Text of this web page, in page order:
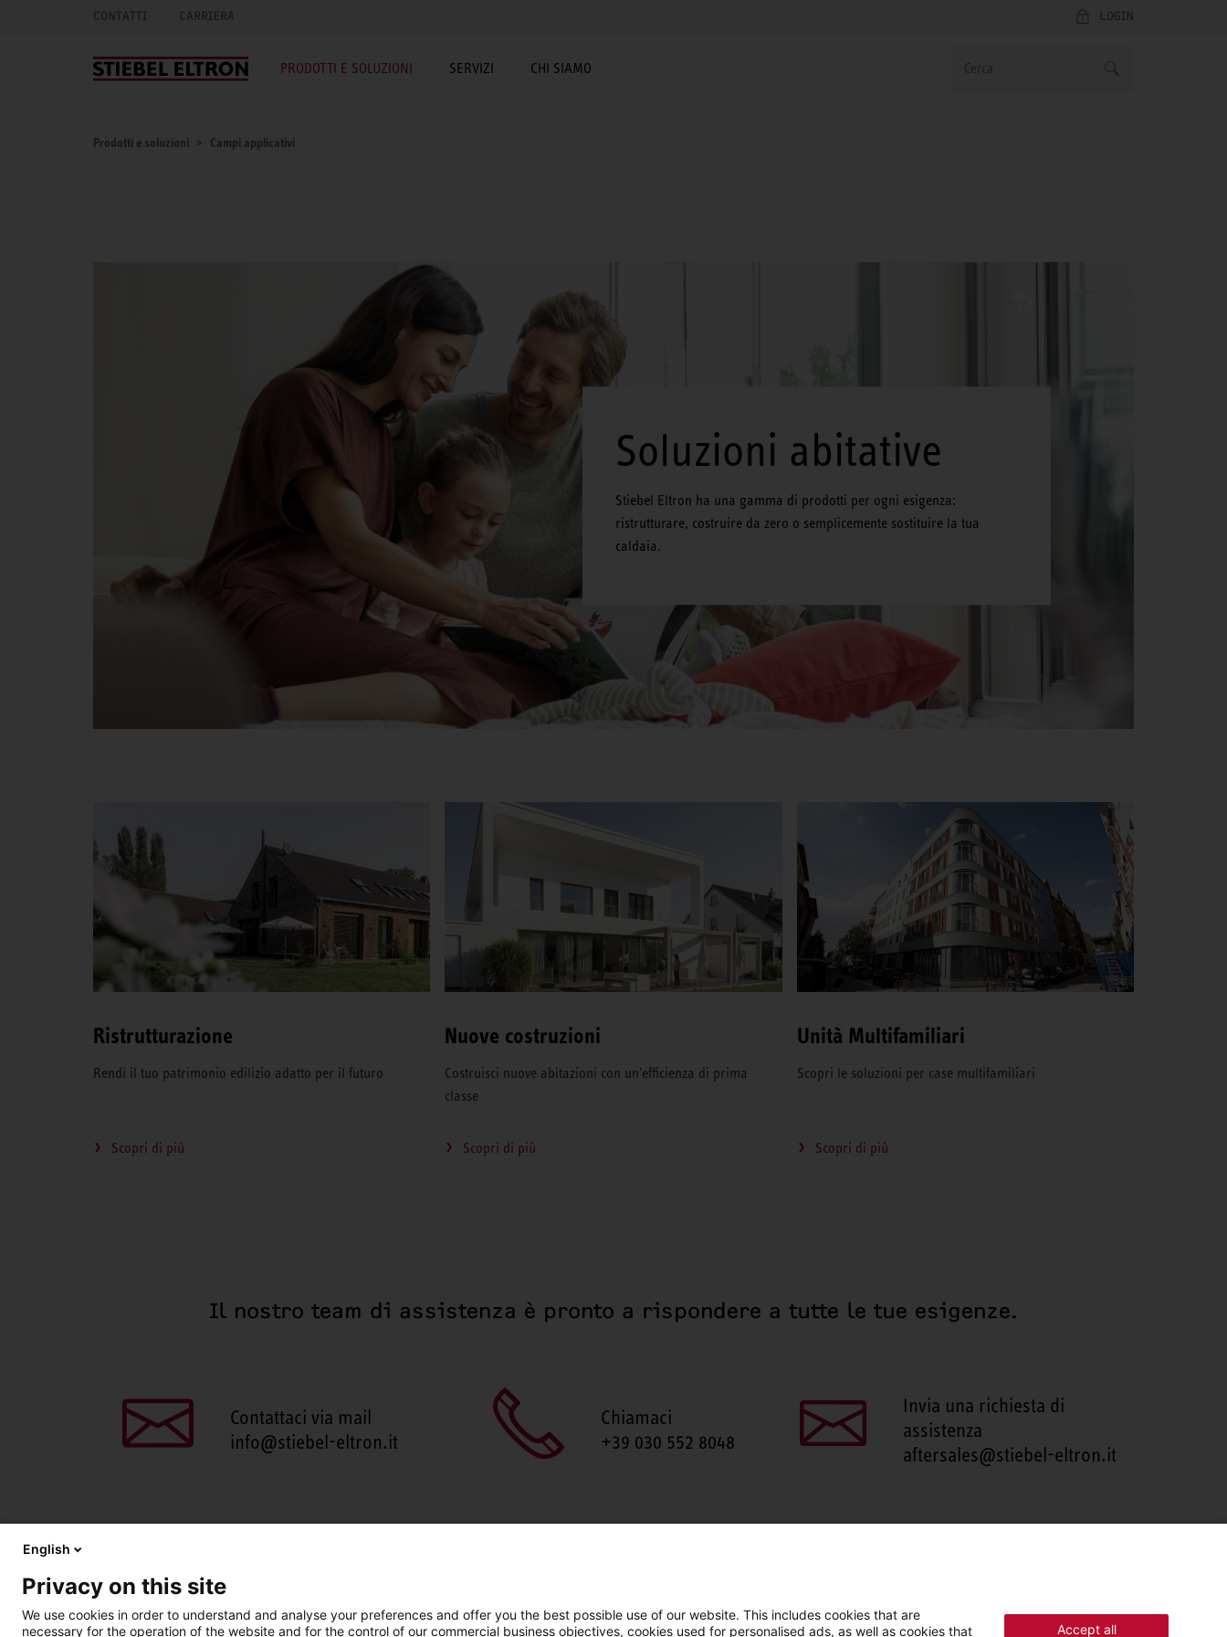
CONTATTI CARRIERA LOGIN
PRODOTTI E SOLUZIONI SERVIZI CHI SIAMO
Prodotti e soluzioni Campi applicativi
Soluzioni abitative
Stiebel Eltron ha una gamma di prodotti per ogni esigenza:
ristrutturare, costruire da zero o semplicemente sostituire la tua
caldaia.
Ristrutturazione
Rendi il tuo patrimonio edilizio adatto per il futuro
Scopri di più
Nuove costruzioni
Costruisci nuove abitazioni con un'efficienza di prima
classe
Scopri di più
Unità Multifamiliari
Scopri le soluzioni per case multifamiliari
Scopri di più
Il nostro team di assistenza è pronto a rispondere a tutte le tue esigenze.
Contattaci via mail
info@stiebel-eltron.it
Chiamaci
+39 030 552 8048
Invia una richiesta di
assistenza
aftersales@stiebel-eltron.it
English
Privacy on this site
We use cookies in order to understand and analyse your preferences and offer you the best possible use of our website. This includes cookies that are
necessary for the operation of the website and for the control of our commercial business objectives, cookies used for personalised ads, as well as cookies that
Accept all